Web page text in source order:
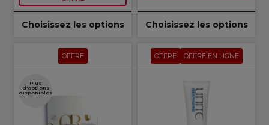
Choisissez les options Choisissez les options
OFFRE
Plus
d'options
disponibles
OFFRE OFFRE EN LIGNE